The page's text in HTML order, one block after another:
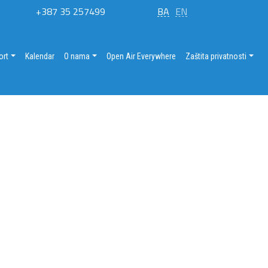
BA EN
+387 35 257499
Kalendar O nama Open Air Everywhere Zaštita privatnosti